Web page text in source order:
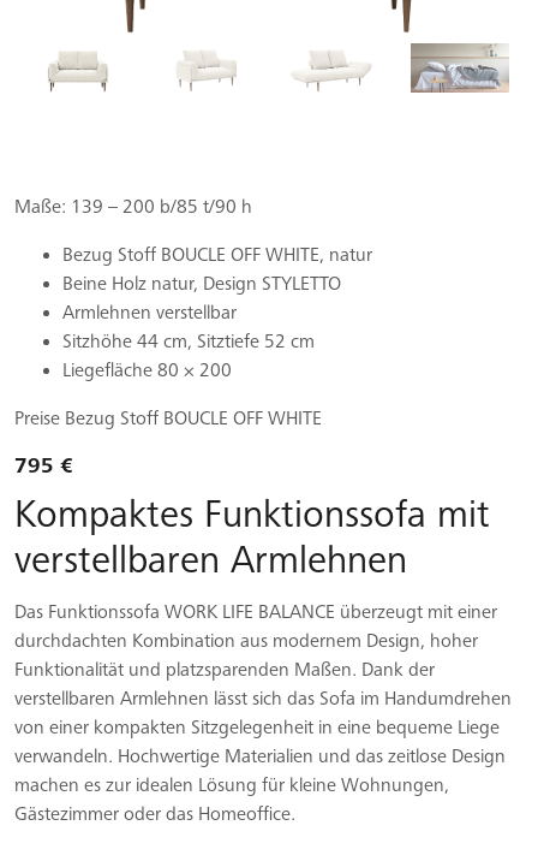
Maße: 139 – 200 b/85 t/90 h
Bezug Stoff BOUCLE OFF WHITE, natur
Beine Holz natur, Design STYLETTO
Armlehnen verstellbar
Sitzhöhe 44 cm, Sitztiefe 52 cm
Liegefläche 80 × 200
Preise Bezug Stoff BOUCLE OFF WHITE
795 €
Kompaktes Funktionssofa mit
verstellbaren Armlehnen
Das Funktionssofa WORK LIFE BALANCE überzeugt mit einer
durchdachten Kombination aus modernem Design, hoher
Funktionalität und platzsparenden Maßen. Dank der
verstellbaren Armlehnen lässt sich das Sofa im Handumdrehen
von einer kompakten Sitzgelegenheit in eine bequeme Liege
verwandeln. Hochwertige Materialien und das zeitlose Design
machen es zur idealen Lösung für kleine Wohnungen,
Gästezimmer oder das Homeoffice.